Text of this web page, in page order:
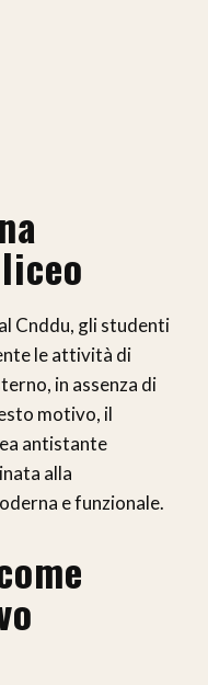
Cnddu, gli studenti
le attività di
in assenza di
motivo, il
antistante
alla
e funzionale.